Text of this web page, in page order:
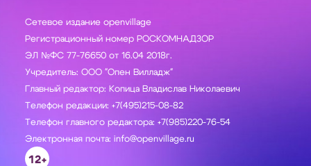
Сетевое издание openvillage
Регистрационный номер РОСКОМНАДЗОР
ЭЛ №ФС 77-76650 от 16.04 2018г.
Учредитель: ООО "Опен Вилладж"
Главный редактор: Копица Владислав Николаевич
Телефон редакции: +7(495)215-08-82
Телефон главного редактора: +7(985)220-76-54
Электронная почта: info@openvillage.ru
12+